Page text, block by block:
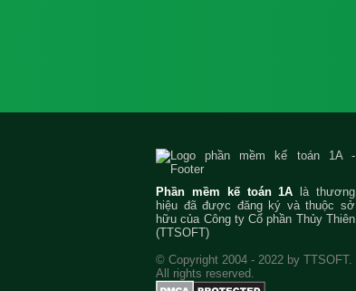
Phần mềm kế toán 1A là thương
hiệu đã được đăng ký và thuộc sở
hữu của Công ty Cổ phần Thủy Thiên
(TTSOFT)
© Copyright 2004 - 2022 by TTSOFT.
All rights reserved.